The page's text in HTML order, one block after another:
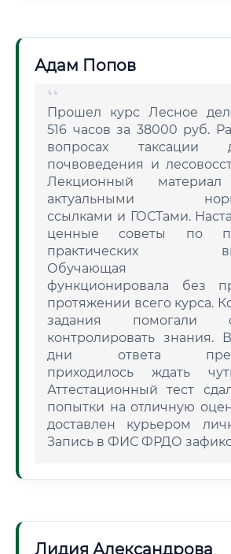
Адам Попов
Прошел курс Лесное
516 часов за 38000 руб.
вопросах таксации
почвоведения и
Лекционный
актуальными
ссылками и ГОСТами.
ценные советы по
практических
Обучающая
функционировала без
протяжении всего курса.
задания помогали
контролировать знания.
дни ответа
приходилось ждать
Аттестационный тест
попытки на отличную
доставлен курьером
Запись в ФИС ФРДО
Лидия Александрова